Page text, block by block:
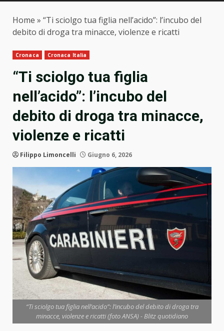
Home » “Ti sciolgo tua figlia nell’acido”: l’incubo del
debito di droga tra minacce, violenze e ricatti
Cronaca Cronaca Italia
“Ti sciolgo tua figlia
nell’acido”: l’incubo del
debito di droga tra minacce,
violenze e ricatti
Filippo Limoncelli Giugno 6, 2026
“Ti sciolgo tua figlia nell’acido”: l’incubo del debito di droga tra
minacce, violenze e ricatti (foto ANSA) - Blitz quotidiano